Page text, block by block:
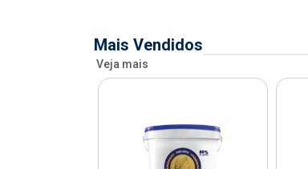
Mais Vendidos
Veja mais